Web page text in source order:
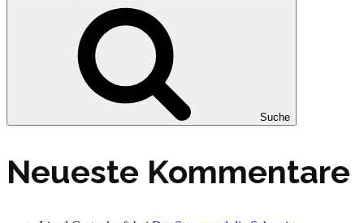
Suche
Neueste Kommentare